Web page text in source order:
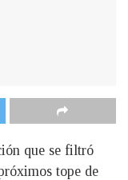
que se filtró
tope de